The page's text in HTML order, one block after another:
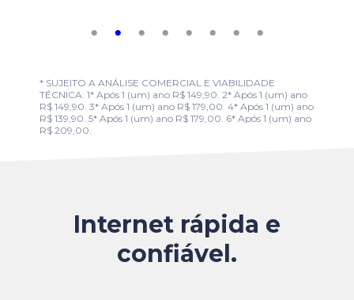
* SUJEITO A ANÁLISE COMERCIAL E VIABILIDADE
TÉCNICA. 1* Após 1 (um) ano R$ 149,90. 2* Após 1 (um) ano
R$ 149,90. 3* Após 1 (um) ano R$ 179,00. 4* Após 1 (um) ano
R$ 139,90. 5* Após 1 (um) ano R$ 179,00. 6* Após 1 (um) ano
R$ 209,00.
Internet rápida e
confiável.